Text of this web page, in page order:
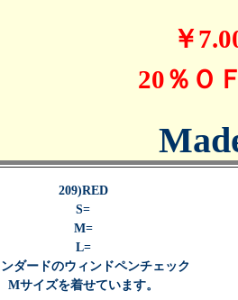
￥
20％Ｏ
209)RED
S=
M=
L=
ダードのウィンドペンチェック
Mサイズを着せています。